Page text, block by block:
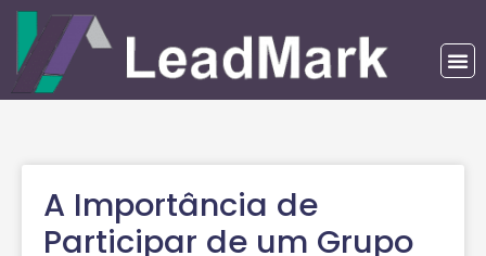
A Importância de
Participar de um Grupo